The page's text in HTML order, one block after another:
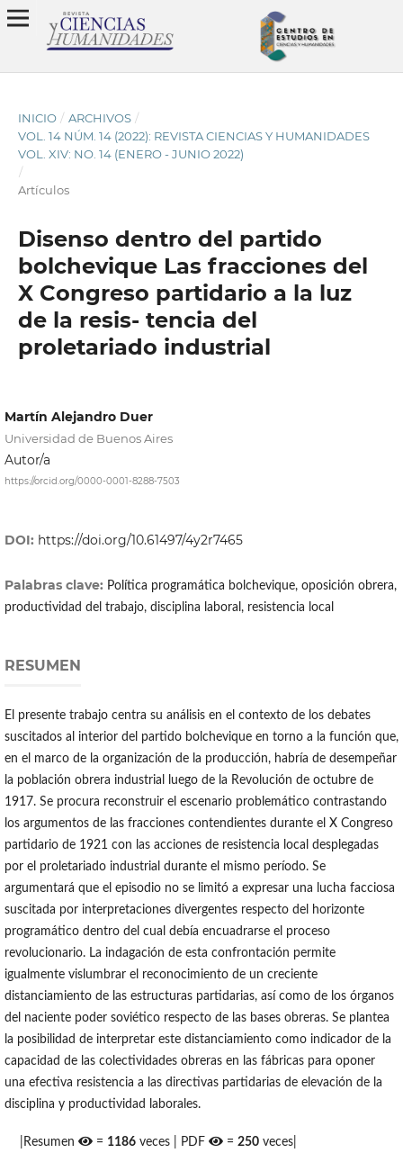
INICIO / ARCHIVOS /
VOL. 14 NÚM. 14 (2022): REVISTA CIENCIAS Y HUMANIDADES
VOL. XIV: NO. 14 (ENERO - JUNIO 2022)
/
Artículos
Disenso dentro del partido
bolchevique Las fracciones del
X Congreso partidario a la luz
de la resis- tencia del
proletariado industrial
Martín Alejandro Duer
Universidad de Buenos Aires
Autor/a
https://orcid.org/0000-0001-8288-7503
DOI: https://doi.org/10.61497/4y2r7465
Palabras clave: Política programática bolchevique, oposición obrera,
productividad del trabajo, disciplina laboral, resistencia local
RESUMEN
El presente trabajo centra su análisis en el contexto de los debates
suscitados al interior del partido bolchevique en torno a la función que,
en el marco de la organización de la producción, habría de desempeñar
la población obrera industrial luego de la Revolución de octubre de
1917. Se procura reconstruir el escenario problemático contrastando
los argumentos de las fracciones contendientes durante el X Congreso
partidario de 1921 con las acciones de resistencia local desplegadas
por el proletariado industrial durante el mismo período. Se
argumentará que el episodio no se limitó a expresar una lucha facciosa
suscitada por interpretaciones divergentes respecto del horizonte
programático dentro del cual debía encuadrarse el proceso
revolucionario. La indagación de esta confrontación permite
igualmente vislumbrar el reconocimiento de un creciente
distanciamiento de las estructuras partidarias, así como de los órganos
del naciente poder soviético respecto de las bases obreras. Se plantea
la posibilidad de interpretar este distanciamiento como indicador de la
capacidad de las colectividades obreras en las fábricas para oponer
una efectiva resistencia a las directivas partidarias de elevación de la
disciplina y productividad laborales.
|Resumen = 1186 veces | PDF =250 veces|